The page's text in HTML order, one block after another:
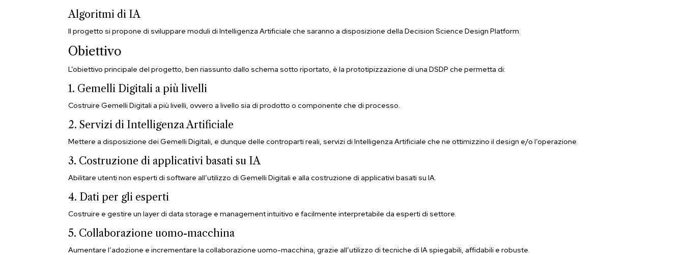
Algoritmi di IA
Il progetto si propone di sviluppare moduli di Intelligenza Artificiale che saranno a disposizione della Decision Science Design Platform.
Obiettivo
L’obiettivo principale del progetto, ben riassunto dallo schema sotto riportato, è la prototipizzazione di una DSDP che permetta di:
1. Gemelli Digitali a più livelli
Costruire Gemelli Digitali a più livelli, ovvero a livello sia di prodotto o componente che di processo.
2. Servizi di Intelligenza Artificiale
Mettere a disposizione dei Gemelli Digitali, e dunque delle controparti reali, servizi di Intelligenza Artificiale che ne ottimizzino il design e/o l’operazione.
3. Costruzione di applicativi basati su IA
Abilitare utenti non esperti di software all’utilizzo di Gemelli Digitali e alla costruzione di applicativi basati su IA.
4. Dati per gli esperti
Costruire e gestire un layer di data storage e management intuitivo e facilmente interpretabile da esperti di settore.
5. Collaborazione uomo-macchina
Aumentare l’adozione e incrementare la collaborazione uomo-macchina, grazie all’utilizzo di tecniche di IA spiegabili, affidabili e robuste.